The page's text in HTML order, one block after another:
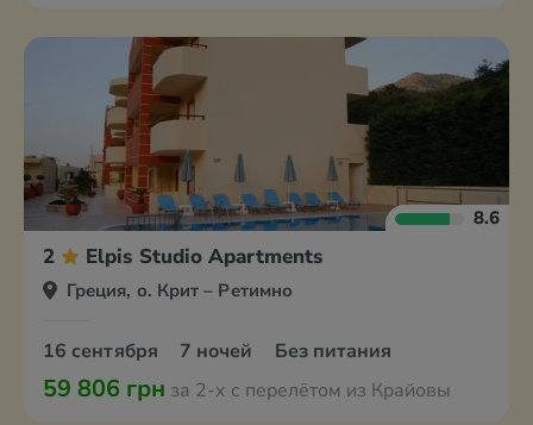
8.6
2 Elpis Studio Apartments
Греция, о. Крит – Ретимно
16 сентября 7 ночей Без питания
59 806 грн за 2-х с перелётом из Крайовы